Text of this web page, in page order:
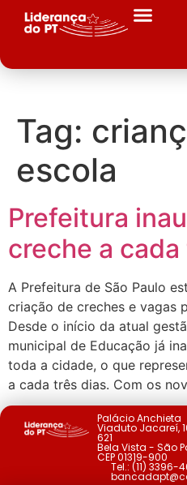
Tag:
escola
Prefeitura
creche a
A Prefeitura de São Paulo
criação de creches e vagas
Desde o início da atual
municipal de Educação já
toda a cidade, o que
a cada três dias. Com os
Palácio Anchieta
Viaduto Jacareí,
621
Bela Vista - São
CEP 01319-900
Tel.: (11) 3396-